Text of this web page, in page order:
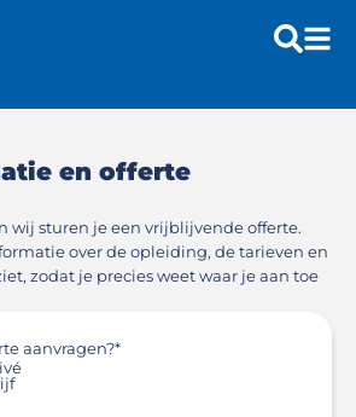
en offerte
wij sturen je een vrijblijvende offerte.
over de opleiding, de tarieven en
zodat je precies weet waar je aan toe
aanvragen?*